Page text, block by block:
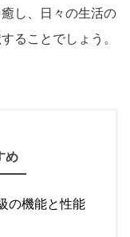
し、日々の生活の
ることでしょう。
め
の機能と性能